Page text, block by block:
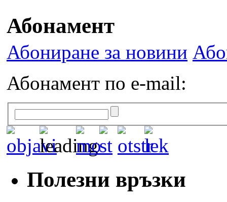
Абонамент
Абониране за новини
Абонамент по e-mail:
Полезни връзки